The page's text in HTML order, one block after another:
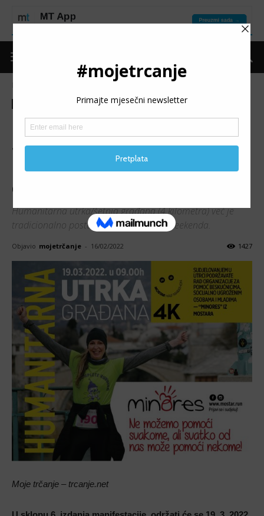
Promo
6. MOSTAR RUN WEEKEND:
Sudjelovanjem u 4K
humanitarnoj utrci podržite
organizaciju Minores
Humanitarna utrka/šetnja građana (4 kilometra) već je
tradicionalno postala dio Mostar Run Weekenda.
Objavio mojetrčanje - 16/02/2022 1427
Moje trčanje – trcanje.net